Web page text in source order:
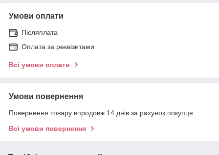
Умови оплати
Післяплата
Оплата за реквізитами
Всі умови оплати
Умови повернення
Повернення товару впродовж 14 днів за рахунок покупця
Всі умови повернення